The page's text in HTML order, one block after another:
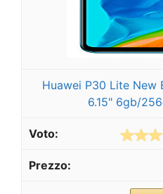
Huawei P30 Lite New
6.15" 6gb/